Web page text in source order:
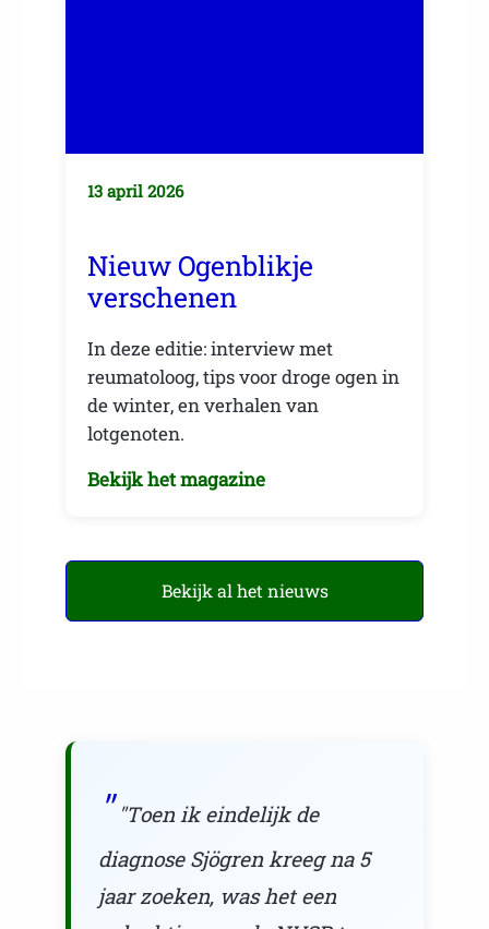
13 april 2026
Nieuw Ogenblikje
verschenen
In deze editie: interview met
reumatoloog, tips voor droge ogen in
de winter, en verhalen van
lotgenoten.
Bekijk het magazine
Bekijk al het nieuws
"Toen ik eindelijk de
diagnose Sjögren kreeg na 5
jaar zoeken, was het een